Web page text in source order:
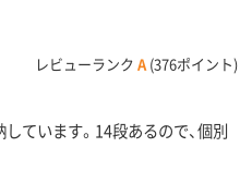
レビューランク A (376ポイント)
ています。14段あるので、個別